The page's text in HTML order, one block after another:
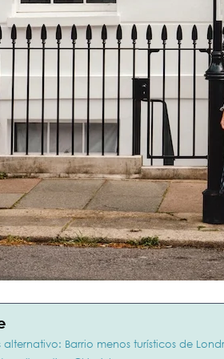
alternativo: Barrio menos turísticos de